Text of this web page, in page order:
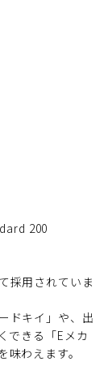
200
採用されていま
ドキイ」や、出
できる「Eメカ
わえます。